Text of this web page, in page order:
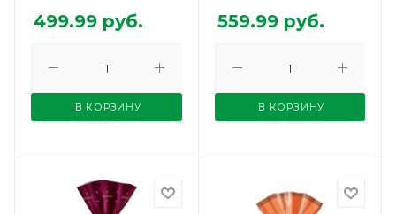
499.99 руб.
В КОРЗИНУ
559.99руб.
В КОРЗИНУ